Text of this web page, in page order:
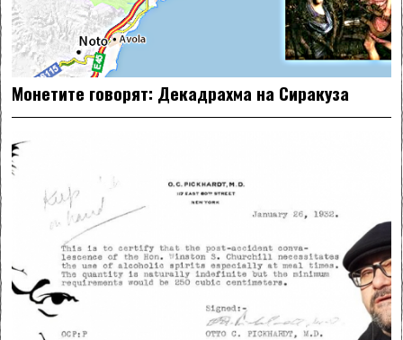
Монетите говорят: Декадрахма на Сиракуза